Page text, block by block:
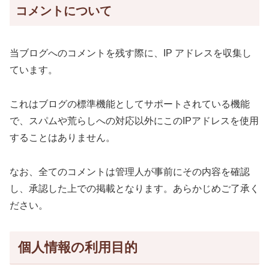
コメントについて
当ブログへのコメントを残す際に、IP アドレスを収集し
ています。
これはブログの標準機能としてサポートされている機能
で、スパムや荒らしへの対応以外にこのIPアドレスを使用
することはありません。
なお、全てのコメントは管理人が事前にその内容を確認
し、承認した上での掲載となります。あらかじめご了承く
ださい。
個人情報の利用目的